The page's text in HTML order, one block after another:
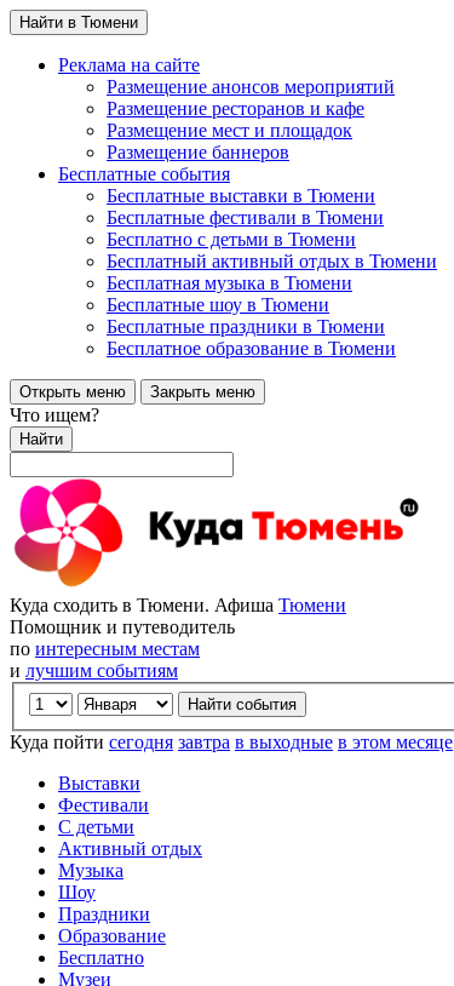
Найти в Тюмени
Реклама на сайте
Размещение анонсов мероприятий
Размещение ресторанов и кафе
Размещение мест и площадок
Размещение баннеров
Бесплатные события
Бесплатные выставки в Тюмени
Бесплатные фестивали в Тюмени
Бесплатно с детьми в Тюмени
Бесплатный активный отдых в Тюмени
Бесплатная музыка в Тюмени
Бесплатные шоу в Тюмени
Бесплатные праздники в Тюмени
Бесплатное образование в Тюмени
Открыть меню Закрыть меню
Что ищем?
Найти
Куда сходить в Тюмени. Афиша Тюмени
Помощник и путеводитель
по интересным местам
и лучшим событиям
Куда пойти сегодня завтра в выходные в этом месяце
Выставки
Фестивали
С детьми
Активный отдых
Музыка
Шоу
Праздники
Образование
Бесплатно
Музеи